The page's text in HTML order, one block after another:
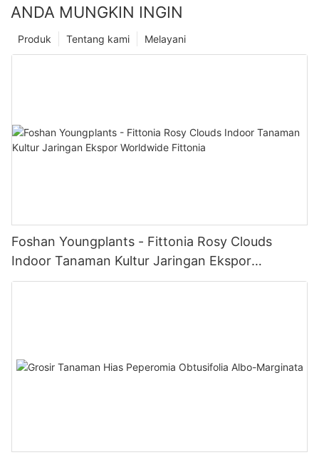
ANDA MUNGKIN INGIN
Melayani
Tentang kami
Produk
Foshan Youngplants - Fittonia Rosy Clouds
Indoor Tanaman Kultur Jaringan Ekspor
Worldwide Fittonia